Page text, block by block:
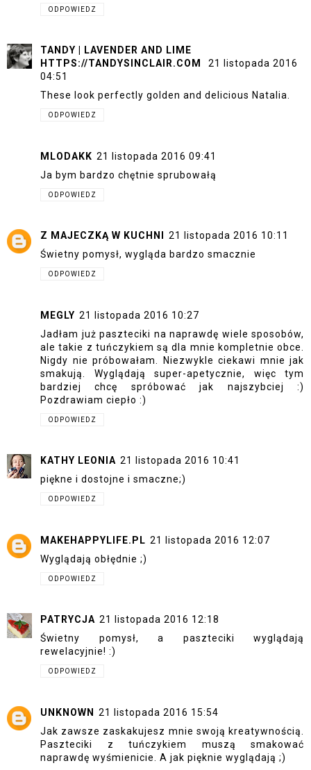
ODPOWIEDZ
TANDY | LAVENDER AND LIME
HTTPS://TANDYSINCLAIR.COM
21 listopada 2016
04:51
These look perfectly golden and delicious Natalia.
ODPOWIEDZ
MLODAKK 21 listopada 2016 09:41
Ja bym bardzo chętnie sprubowałą
ODPOWIEDZ
Z MAJECZKĄ W KUCHNI
21 listopada 2016 10:11
Świetny pomysł, wygląda bardzo smacznie
ODPOWIEDZ
MEGLY 21 listopada 2016 10:27
Jadłam już paszteciki na naprawdę wiele sposobów,
ale takie z tuńczykiem są dla mnie kompletnie obce.
Nigdy nie próbowałam. Niezwykle ciekawi mnie jak
smakują. Wyglądają super-apetycznie, więc tym
bardziej chcę spróbować jak najszybciej :)
Pozdrawiam ciepło :)
ODPOWIEDZ
KATHY LEONIA 21 listopada 2016 10:41
piękne i dostojne i smaczne;)
ODPOWIEDZ
MAKEHAPPYLIFE.PL 21 listopada 2016 12:07
Wyglądają obłędnie ;)
ODPOWIEDZ
PATRYCJA 21 listopada 2016 12:18
Świetny pomysł, a paszteciki wyglądają
rewelacyjnie! :)
ODPOWIEDZ
UNKNOWN 21 listopada 2016 15:54
Jak zawsze zaskakujesz mnie swoją kreatywnością.
Paszteciki z tuńczykiem muszą smakować
naprawdę wyśmienicie. A jak pięknie wyglądają ;)